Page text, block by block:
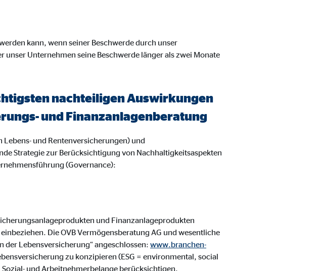
kann, wenn seiner Beschwerde durch unser
Unternehmen seine Beschwerde länger als zwei Monate
nachteiligen Auswirkungen
und Finanzanlagenberatung
und Rentenversicherungen) und
Strategie zur Berücksichtigung von Nachhaltigkeitsaspekten
(Governance):
und Finanzanlageprodukten
Die OVB Vermögensberatung AG und wesentliche
der Lebensversicherung“ angeschlossen: www.branchen-
zu konzipieren (ESG = environmental, social
und Arbeitnehmerbelange berücksichtigen,